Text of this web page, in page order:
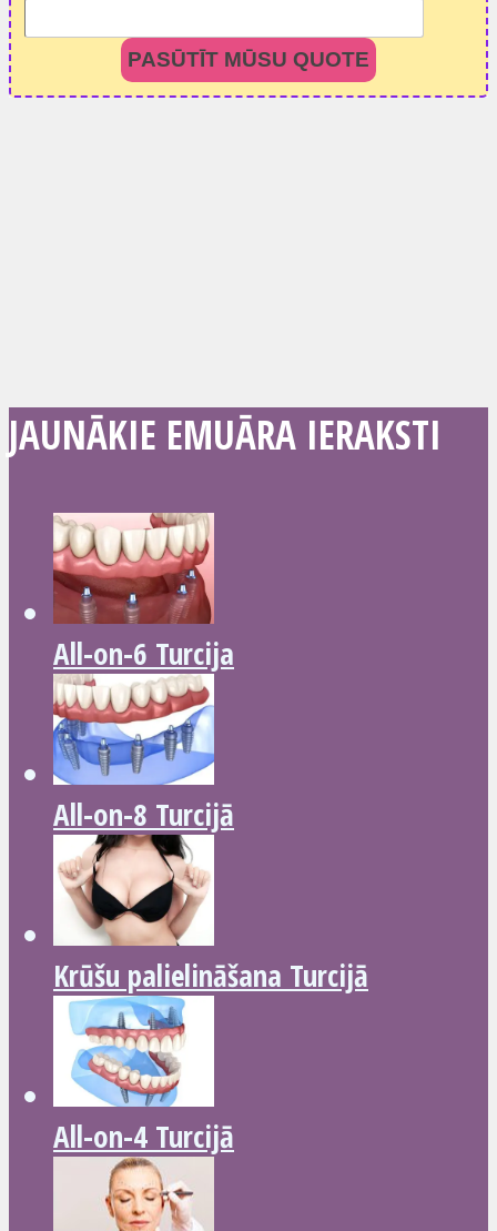
PASŪTĪT MŪSU QUOTE
JAUNĀKIE EMUĀRA IERAKSTI
All-on-6 Turcija
All-on-8 Turcijā
Krūšu palielināšana Turcijā
All-on-4 Turcijā